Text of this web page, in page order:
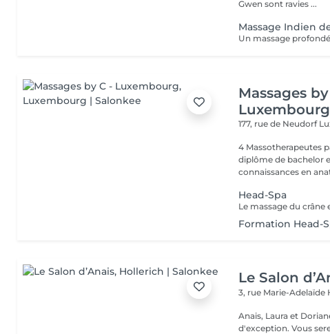
Gwen sont ravies ...
Massage Indien
Massages
Luxembourg
177, rue de Neudorf
4 Massotherapeutes
diplôme de bachelor
connaissances en
Head-Spa
Formation Head-
Le Salon
3, rue Marie-Adelaïde
Anais, Laura et
d'exception. Vous serez accueillis dans un cadre raffiné et feutré pour